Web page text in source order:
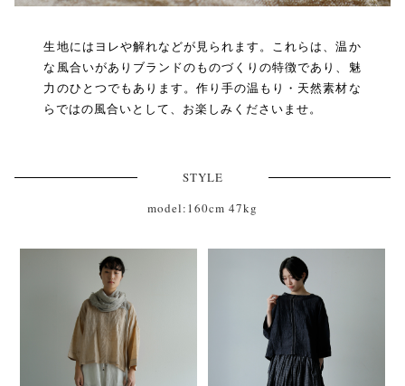
生地にはヨレや解れなどが見られます。これらは、温か
な風合いがありブランドのものづくりの特徴であり、魅
力のひとつでもあります。作り手の温もり・天然素材な
らではの風合いとして、お楽しみくださいませ。
STYLE
model:160cm 47kg